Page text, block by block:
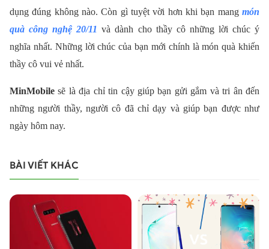
dụng đúng không nào. Còn gì tuyệt vời hơn khi bạn mang món
quà công nghệ 20/11 và dành cho thầy cô những lời chúc ý
nghĩa nhất. Những lời chúc của bạn mới chính là món quà khiến
thầy cô vui vẻ nhất.
MinMobile sẽ là địa chỉ tin cậy giúp bạn gửi gắm và tri ân đến
những người thầy, người cô đã chỉ dạy và giúp bạn được như
ngày hôm nay.
BÀI VIẾT KHÁC